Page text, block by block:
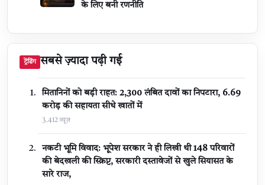
के लिए बनी रणनीति
ट्रेंडिंग सबसे ज़्यादा पढ़ी गई
मितानिनों को बड़ी राहत: 2,300 लंबित दावों का निपटारा, ₹6.69
करोड़ की सहायता सीधे खातों में
3,412 व्यूज़
नकटी भूमि विवाद: भूपेश सरकार ने ही लिखी थी 148 परिवारों
की बेदखली की स्क्रिप्ट, सरकारी दस्तावेजों से खुले सियासत के
सारे राज,